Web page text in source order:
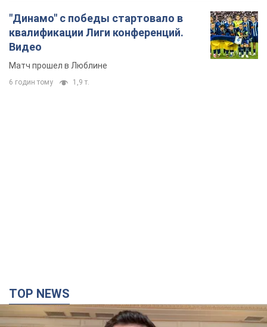
"Динамо" с победы стартовало в
квалификации Лиги конференций.
Видео
Матч прошел в Люблине
6 годин тому 1,9 т.
TOP NEWS